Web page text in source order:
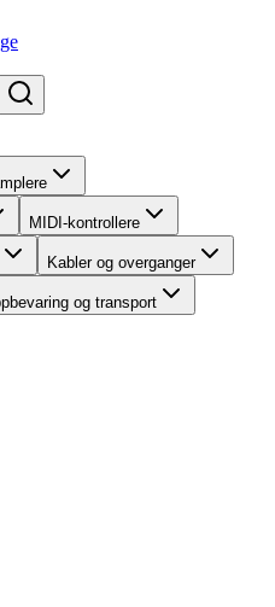
MIDI-kontrollere
Kabler og overganger
og transport